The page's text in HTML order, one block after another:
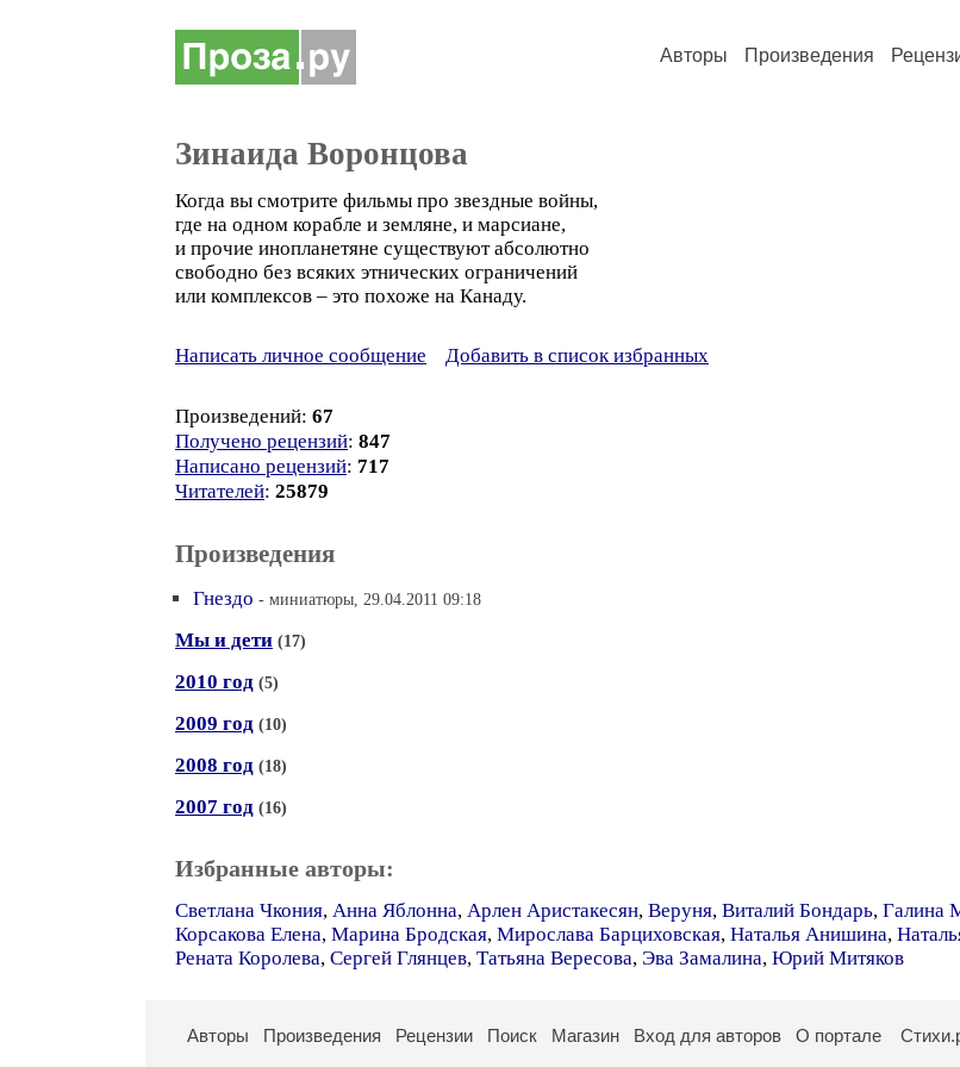
Авторы Произведения
Зинаида Воронцова
Когда вы смотрите фильмы про звездные войны,
где на одном корабле и земляне, и марсиане,
и прочие инопланетяне существуют абсолютно
свободно без всяких этнических ограничений
или комплексов – это похоже на Канаду.
Написать личное сообщение Добавить в список избранных
Произведений: 67
Получено рецензий: 847
Написано рецензий: 717
Читателей: 25879
Произведения
Гнездо - миниатюры, 29.04.2011 09:18
Мы и дети (17)
2010 год (5)
2009 год (10)
2008 год (18)
2007 год (16)
Избранные авторы:
Светлана Чкония, Анна Яблонна, Арлен Аристакесян, Веруня, Виталий Бондарь, Галина
Корсакова Елена, Марина Бродская, Мирослава Барциховская, Наталья Анишина,
Рената Королева, Сергей Глянцев, Татьяна Вересова, Эва Замалина, Юрий Митяков
Авторы Произведения Рецензии Поиск Магазин Вход для авторов О портале